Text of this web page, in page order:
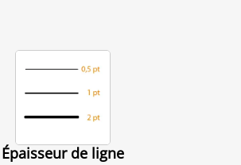
Épaisseur de ligne